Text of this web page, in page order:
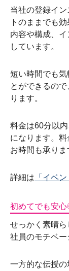
当社の登録イ
トのままでも
内容や構成、
しています。
短い時間でも
とができるの
ります。
料金は60分以
になります。
お時間も承りま
詳細は 「イベ
初めてでも安
せっかく素晴
社員のモチベー
一方的な伝授